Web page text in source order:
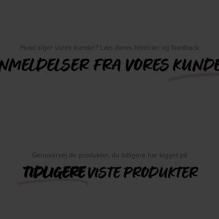
Hvad siger vores kunder? Læs deres historier og feedback
FRA VORES
Genovervej de produkter, du tidligere har kigget på
TIDLIGEREVISTE PRODUKTER